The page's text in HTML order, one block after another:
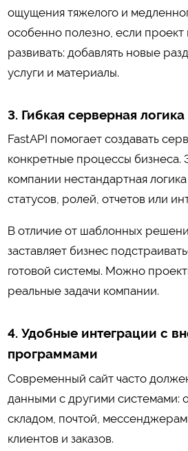
ощущения тяжелого и
особенно полезно, если проект
развивать: добавлять новые
услуги и материалы.
3. Гибкая серверная логика
FastAPI помогает создавать
конкретные процессы бизнеса.
компании нестандартная логика
статусов, ролей, отчетов или
В отличие от шаблонных
заставляет бизнес
готовой системы. Можно
реальные задачи компании.
4. Удобные интеграции с
программами
Современный сайт часто
данными с другими системами:
складом, почтой,
клиентов и заказов.